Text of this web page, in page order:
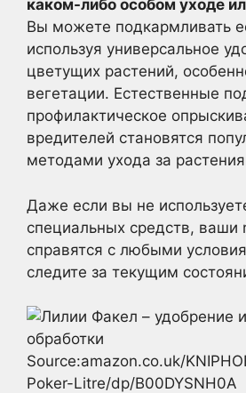
каком-либо особом уходе
Вы можете подкармливать
используя универсальное
цветущих растений,
вегетации. Естественные
профилактическое
вредителей становятся
методами ухода за
Даже если вы не
специальных средств, ваши
справятся с любыми
следите за текущим
Source:amazon.co.uk/
Poker-Litre/dp/B00DYSNH0A